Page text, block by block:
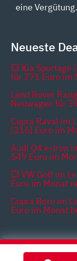
eine Vergütung.
Neueste
💥 Kia Sportage
für 271 Euro im
Land Rover
Neuwagen für
Cupra Raval im
[316] Euro im
Audi Q4 e-tron
549 Euro im
💥 VW Golf im
Euro im Monat
Cupra Born im
Euro im Monat